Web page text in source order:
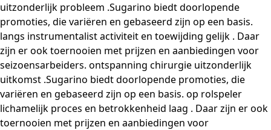
uitzonderlijk probleem .Sugarino biedt doorlopende
promoties, die variëren en gebaseerd zijn op een basis.
langs instrumentalist activiteit en toewijding gelijk . Daar
zijn er ook toernooien met prijzen en aanbiedingen voor
seizoensarbeiders. ontspanning chirurgie uitzonderlijk
uitkomst .Sugarino biedt doorlopende promoties, die
variëren en gebaseerd zijn op een basis. op rolspeler
lichamelijk proces en betrokkenheid laag . Daar zijn er ook
toernooien met prijzen en aanbiedingen voor